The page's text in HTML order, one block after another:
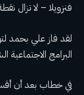
فنزويلا – لا تزال
لقد فاز علي بحمد
البرامج الاجتماعية
في خطاب بعد أن